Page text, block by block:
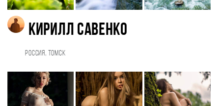
Кирилл Савенко
Россия, Томск